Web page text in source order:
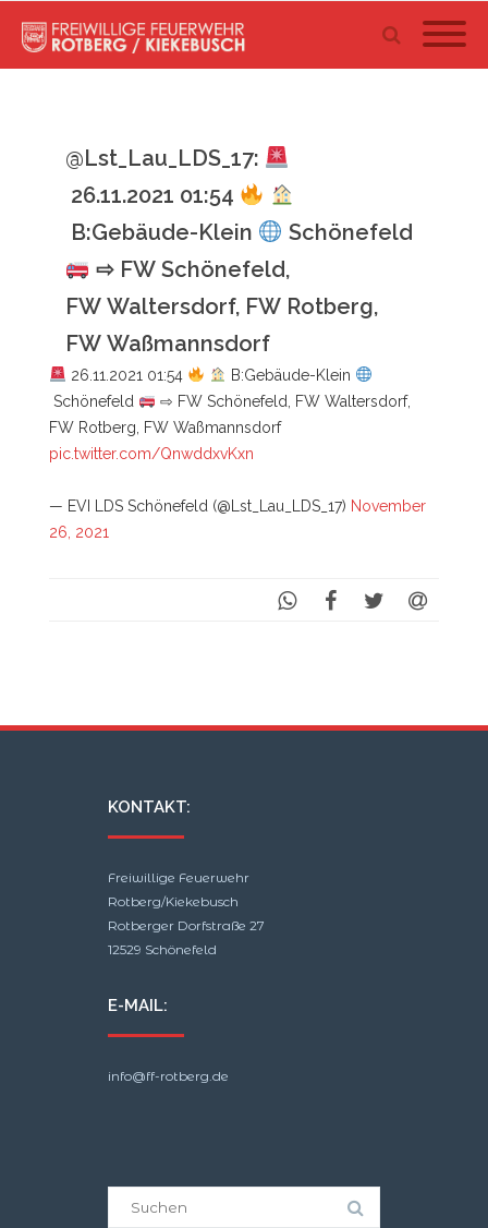
@Lst_Lau_LDS_17:
26.11.2021 01:54
B:Gebäude-Klein
Schönefeld
⇨ FW Schönefeld,
FW Waltersdorf, FW Rotberg,
FW Waßmannsdorf
26.11.2021 01:54
B:Gebäude-Klein
Schönefeld
⇨ FW Schönefeld, FW Waltersdorf,
FW Rotberg, FW Waßmannsdorf
pic.twitter.com/QnwddxvKxn
— EVI LDS Schönefeld (@Lst_Lau_LDS_17) November
26, 2021
KONTAKT:
Freiwillige Feuerwehr
Rotberg/Kiekebusch
Rotberger Dorfstraße 27
12529 Schönefeld
E-MAIL:
info@ff-rotberg.de